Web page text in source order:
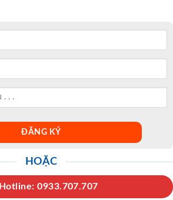
HOẶC
Hotline: 0933.707.707